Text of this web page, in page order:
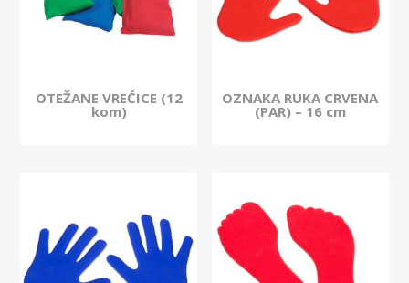
OTEŽANE VREĆICE (12
kom)
OZNAKA RUKA CRVENA
(PAR) – 16 cm